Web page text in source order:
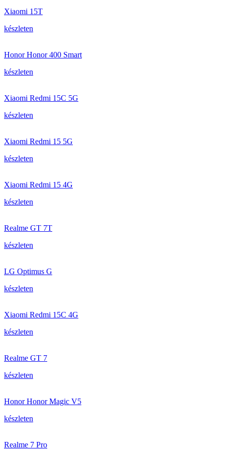
Xiaomi 15T
készleten
Honor Honor 400 Smart
készleten
Xiaomi Redmi 15C 5G
készleten
Xiaomi Redmi 15 5G
készleten
Xiaomi Redmi 15 4G
készleten
Realme GT 7T
készleten
LG Optimus G
készleten
Xiaomi Redmi 15C 4G
készleten
Realme GT 7
készleten
Honor Honor Magic V5
készleten
Realme 7 Pro